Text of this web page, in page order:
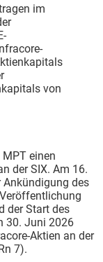
im
von
einen
der SIX. Am 16.
des
der Start des
30. Juni 2026
Aktien an der
7).